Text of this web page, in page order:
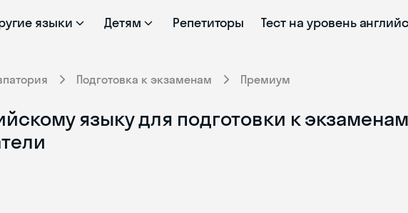
языки Детям Репетиторы Тест на уровень
Подготовка к экзаменам Премиум
языку для подготовки к